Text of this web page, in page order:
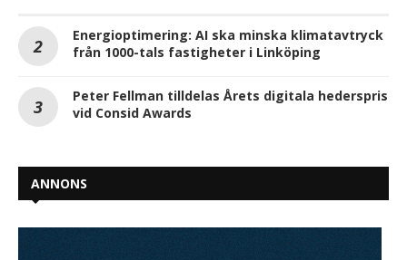
Energioptimering: AI ska minska klimatavtryck
från 1000-tals fastigheter i Linköping
Peter Fellman tilldelas Årets digitala hederspris
vid Consid Awards
ANNONS